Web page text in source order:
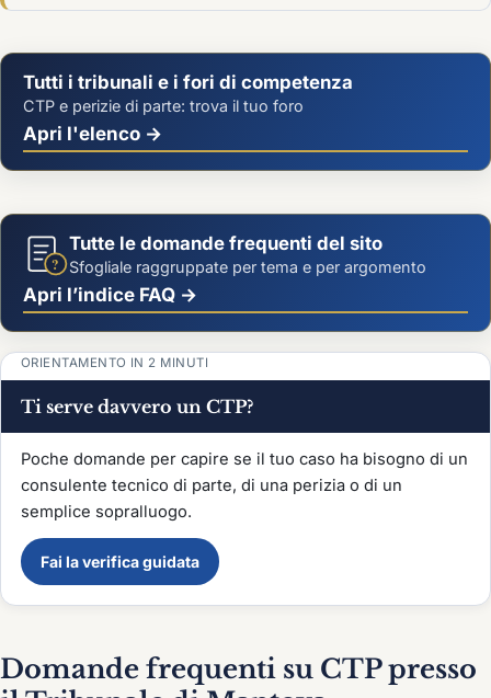
Tutti i tribunali e i fori di competenza
CTP e perizie di parte: trova il tuo foro
Apri l'elenco →
?
Tutte le domande frequenti del sito
Sfogliale raggruppate per tema e per argomento
Apri l’indice FAQ →
ORIENTAMENTO IN 2 MINUTI
Ti serve davvero un CTP?
Poche domande per capire se il tuo caso ha bisogno di un
consulente tecnico di parte, di una perizia o di un
semplice sopralluogo.
Fai la verifica guidata
Domande frequenti su CTP presso